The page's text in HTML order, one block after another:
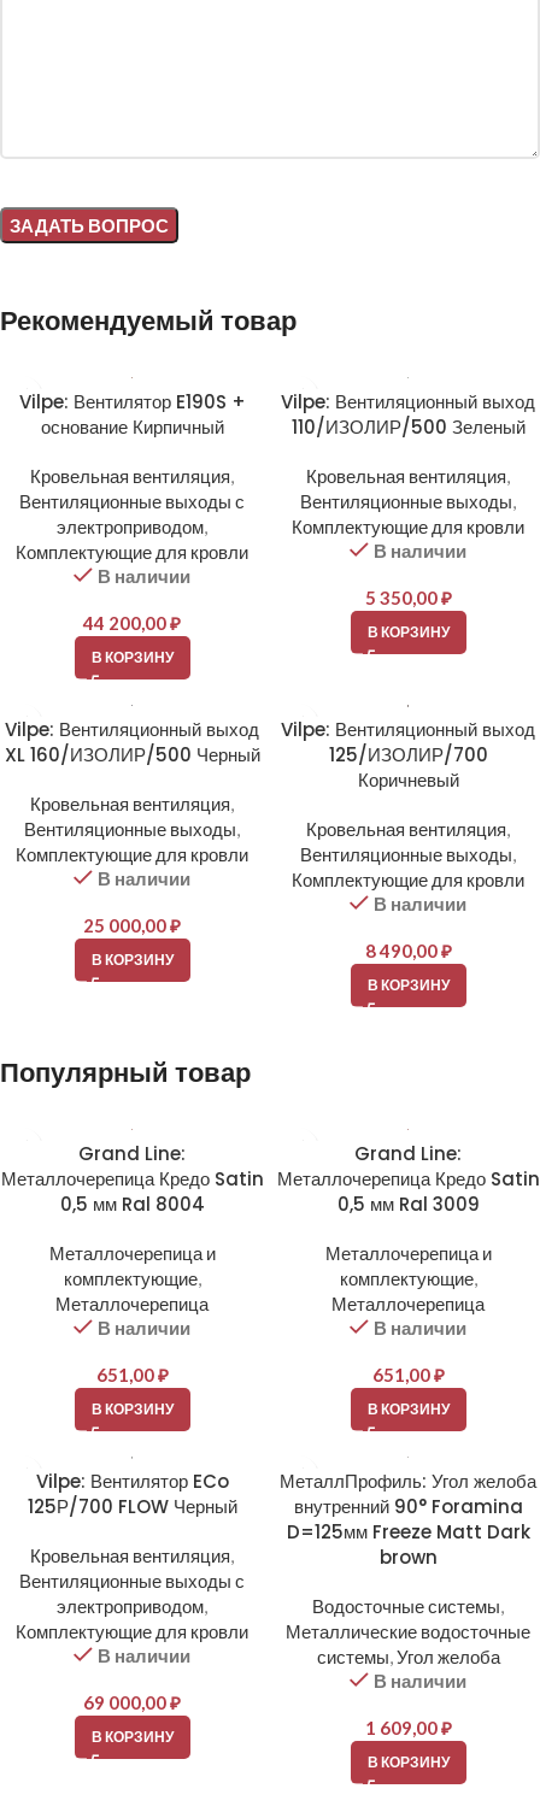
Рекомендуемый товар
Vilpe: Вентилятор E190S +
основание Кирпичный
Кровельная вентиляция
Вентиляционные выходы с
электроприводом
Комплектующие для кровли
В наличии
44 200,00₽
В КОРЗИНУ
Vilpe: Вентиляционный выход
110/ИЗОЛИР/500 Зеленый
Кровельная вентиляция
Вентиляционные выходы
Комплектующие для кровли
В наличии
5 350,00₽
В КОРЗИНУ
Vilpe: Вентиляционный выход
XL 160/ИЗОЛИР/500 Черный
Кровельная вентиляция
Вентиляционные выходы
Комплектующие для кровли
В наличии
25 000,00₽
В КОРЗИНУ
Vilpe: Вентиляционный выход
125/ИЗОЛИР/700
Коричневый
Кровельная вентиляция
Вентиляционные выходы
Комплектующие для кровли
В наличии
8 490,00₽
В КОРЗИНУ
Популярный товар
Grand Line:
Металлочерепица Кредо Satin
0,5 мм Ral 8004
Металлочерепица и
комплектующие,
Металлочерепица
В наличии
651,00₽
В КОРЗИНУ
Grand Line:
Металлочерепица Кредо Satin
0,5 мм Ral 3009
Металлочерепица и
комплектующие,
Металлочерепица
В наличии
651,00₽
В КОРЗИНУ
Vilpe: Вентилятор ECo
125Р/700 FLOW Черный
Кровельная вентиляция
Вентиляционные выходы с
электроприводом
Комплектующие для кровли
В наличии
69 000,00₽
В КОРЗИНУ
МеталлПрофиль: Угол желоба
внутренний 90° Foramina
D=125мм Freeze Matt Dark
brown
Водосточные системы
Металлические водосточные
системы Угол желоба
В наличии
1 609,00₽
В КОРЗИНУ